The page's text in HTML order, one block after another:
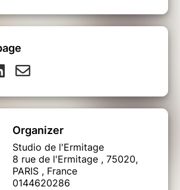
Organizer
Studio de l'Ermitage
8 rue de l'Ermitage , 75020,
PARIS , France
0144620286